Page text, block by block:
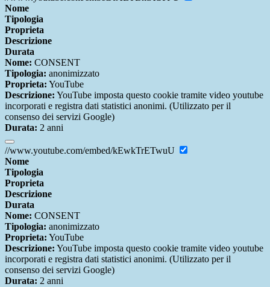
Nome
Tipologia
Proprieta
Descrizione
Durata
Nome: CONSENT
Tipologia: anonimizzato
Proprieta: YouTube
Descrizione: YouTube imposta questo cookie tramite video youtube
incorporati e registra dati statistici anonimi. (Utilizzato per il
consenso dei servizi Google)
Durata: 2 anni
//www.youtube.com/embed/kEwkTrETwuU
Nome
Tipologia
Proprieta
Descrizione
Durata
Nome: CONSENT
Tipologia: anonimizzato
Proprieta: YouTube
Descrizione: YouTube imposta questo cookie tramite video youtube
incorporati e registra dati statistici anonimi. (Utilizzato per il
consenso dei servizi Google)
Durata: 2 anni